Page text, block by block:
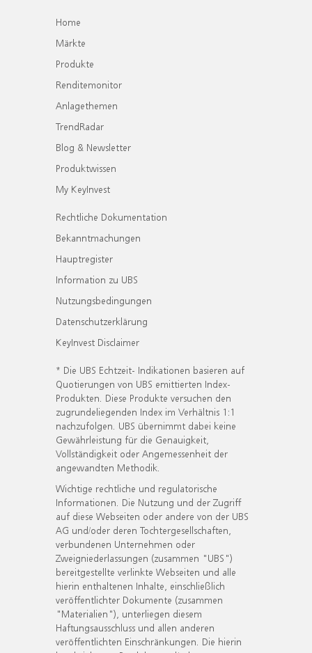
Home
Märkte
Produkte
Renditemonitor
Anlagethemen
TrendRadar
Blog & Newsletter
Produktwissen
My KeyInvest
Rechtliche Dokumentation
Bekanntmachungen
Hauptregister
Information zu UBS
Nutzungsbedingungen
Datenschutzerklärung
KeyInvest Disclaimer
* Die UBS Echtzeit- Indikationen basieren auf
Quotierungen von UBS emittierten Index-
Produkten. Diese Produkte versuchen den
zugrundeliegenden Index im Verhältnis 1:1
nachzufolgen. UBS übernimmt dabei keine
Gewährleistung für die Genauigkeit,
Vollständigkeit oder Angemessenheit der
angewandten Methodik.
Wichtige rechtliche und regulatorische
Informationen. Die Nutzung und der Zugriff
auf diese Webseiten oder andere von der UBS
AG und/oder deren Tochtergesellschaften,
verbundenen Unternehmen oder
Zweigniederlassungen (zusammen "UBS")
bereitgestellte verlinkte Webseiten und alle
hierin enthaltenen Inhalte, einschließlich
veröffentlichter Dokumente (zusammen
"Materialien"), unterliegen diesem
Haftungsausschluss und allen anderen
veröffentlichten Einschränkungen. Die hierin